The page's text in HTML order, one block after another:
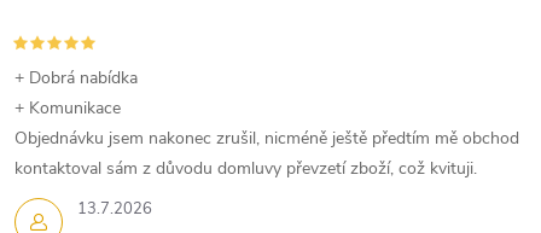
v
k
y
v
13.7.2026
+ Dobrá nabídka
+ Komunikace
Objednávku jsem nakonec zrušil, nicméně ještě předtím mě obchod
kontaktoval sám z důvodu domluvy převzetí zboží, což kvituji.